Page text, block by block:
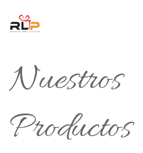
Nuestros
Productos